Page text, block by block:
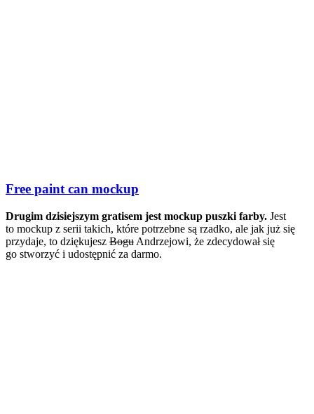
Free paint can mockup
Drugim dzisiejszym gratisem jest mockup puszki farby. Jest
to mockup z serii takich, które potrzebne są rzadko, ale jak już się
przydaje, to dziękujesz Bogu Andrzejowi, że zdecydował się
go stworzyć i udostępnić za darmo.